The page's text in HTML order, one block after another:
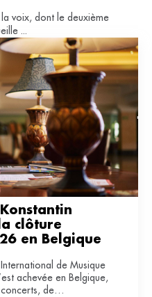
voix, dont le deuxième
...
clôture
en Belgique
de Musique
achevée en Belgique,
de